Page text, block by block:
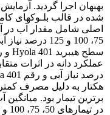
بهبهان اجرا گردید.
75، 100 و 125
برترین تیمار بود.